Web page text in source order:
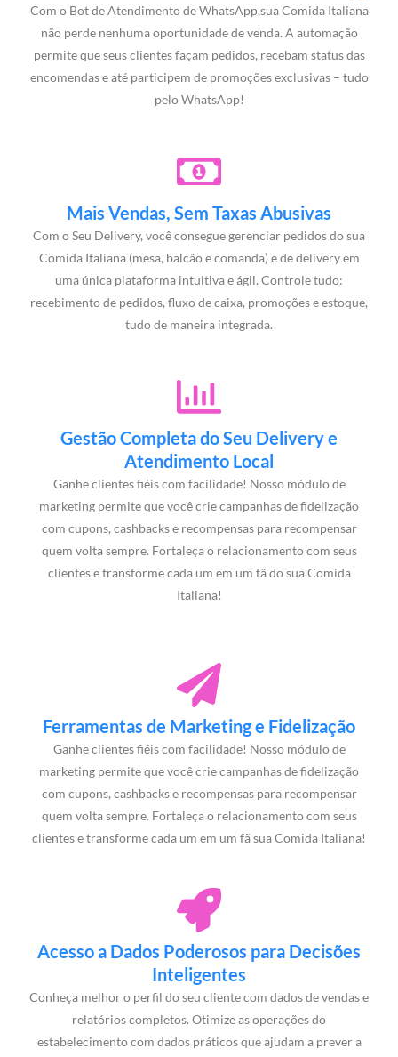
Com o Bot de Atendimento de WhatsApp,sua Comida Italiana
não perde nenhuma oportunidade de venda. A automação
permite que seus clientes façam pedidos, recebam status das
encomendas e até participem de promoções exclusivas – tudo
pelo WhatsApp!
Mais Vendas, Sem Taxas Abusivas
Com o Seu Delivery, você consegue gerenciar pedidos do sua
Comida Italiana (mesa, balcão e comanda) e de delivery em
uma única plataforma intuitiva e ágil. Controle tudo:
recebimento de pedidos, fluxo de caixa, promoções e estoque,
tudo de maneira integrada.
Gestão Completa do Seu Delivery e
Atendimento Local
Ganhe clientes fiéis com facilidade! Nosso módulo de
marketing permite que você crie campanhas de fidelização
com cupons, cashbacks e recompensas para recompensar
quem volta sempre. Fortaleça o relacionamento com seus
clientes e transforme cada um em um fã do sua Comida
Italiana!
Ferramentas de Marketing e Fidelização
Ganhe clientes fiéis com facilidade! Nosso módulo de
marketing permite que você crie campanhas de fidelização
com cupons, cashbacks e recompensas para recompensar
quem volta sempre. Fortaleça o relacionamento com seus
clientes e transforme cada um em um fã sua Comida Italiana!
Acesso a Dados Poderosos para Decisões
Inteligentes
Conheça melhor o perfil do seu cliente com dados de vendas e
relatórios completos. Otimize as operações do
estabelecimento com dados práticos que ajudam a prever a